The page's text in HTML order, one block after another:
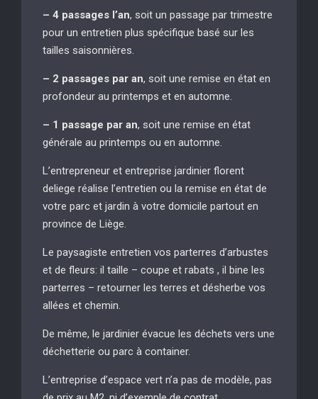
– 4 passages l’an, soit un passage par trimestre
pour un entretien plus spécifique basé sur les
tailles saisonnières.
– 2 passages par an, soit une remise en état en
profondeur au printemps et en automne.
– 1 passage par an, soit une remise en état
générale au printemps ou en automne.
L’entrepreneur et entreprise jardinier florent
deliege réalise l’entretien ou la remise en état de
votre parc et jardin à votre domicile partout en
province de Liège.
Le paysagiste entretien vos parterres d’arbustes
et de fleurs: il taille – coupe et rabats , il bine les
parterres – retourner les terres et désherbe vos
allées et chemin.
De même, le jardinier évacue les déchets vers une
déchetterie ou parc à container.
L’entreprise d’espace vert n’a pas de modèle, pas